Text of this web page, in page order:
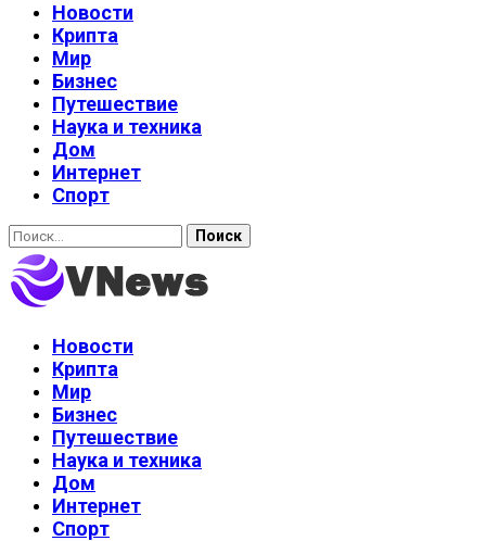
Новости
Крипта
Мир
Бизнес
Путешествие
Наука и техника
Дом
Интернет
Спорт
Найти:
Новости
Крипта
Мир
Бизнес
Путешествие
Наука и техника
Дом
Интернет
Спорт